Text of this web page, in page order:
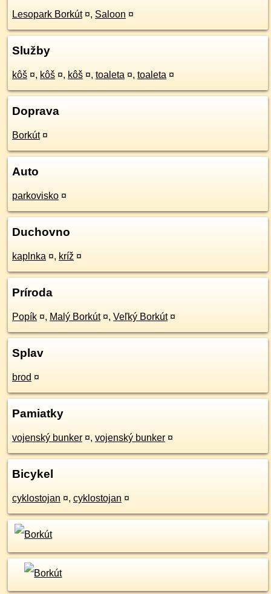
Lesopark Borkút ¤, Saloon ¤
Služby
kôš ¤, kôš ¤, kôš ¤, toaleta ¤, toaleta ¤
Doprava
Borkút ¤
Auto
parkovisko ¤
Duchovno
kaplnka ¤, kríž ¤
Príroda
Popík ¤, Malý Borkút ¤, Veľký Borkút ¤
Splav
brod ¤
Pamiatky
vojenský bunker ¤, vojenský bunker ¤
Bicykel
cyklostojan ¤, cyklostojan ¤